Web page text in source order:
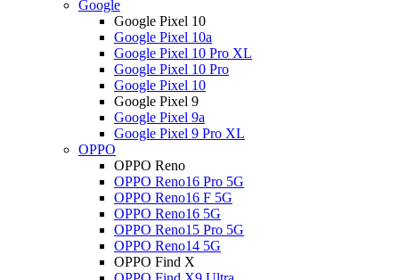
Google
Google Pixel 10
Google Pixel 10a
Google Pixel 10 Pro XL
Google Pixel 10 Pro
Google Pixel 10
Google Pixel 9
Google Pixel 9a
Google Pixel 9 Pro XL
OPPO
OPPO Reno
OPPO Reno16 Pro 5G
OPPO Reno16 F 5G
OPPO Reno16 5G
OPPO Reno15 Pro 5G
OPPO Reno14 5G
OPPO Find X